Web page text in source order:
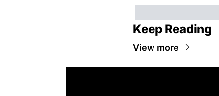
Keep Reading
View more